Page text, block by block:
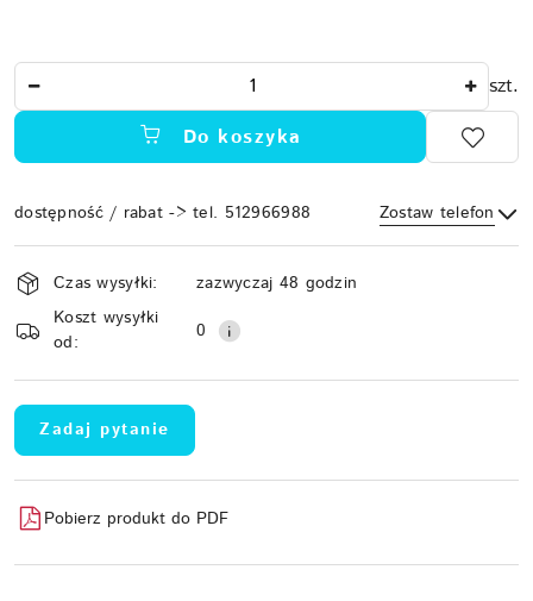
szt.
Do koszyka
dostępność / rabat -> tel. 512966988 Zostaw telefon
Wyślij
Dostępność
i
dostawa
Czas wysyłki:
zazwyczaj 48 godzin
Koszt wysyłki
od:
0
Zadaj pytanie
Pobierz produkt do PDF